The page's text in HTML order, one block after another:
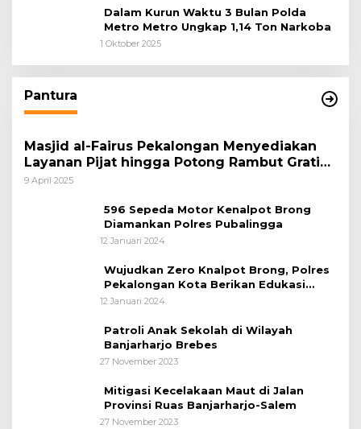
Dalam Kurun Waktu 3 Bulan Polda
Metro Metro Ungkap 1,14 Ton Narkoba
1 Oktober 2025
Pantura
Masjid al-Fairus Pekalongan Menyediakan
Layanan Pijat hingga Potong Rambut Gratis
bagi Pemudik Lebaran 2025
9 April 2025
596 Sepeda Motor Kenalpot Brong
Diamankan Polres Pubalingga
12 Januari 2024
Wujudkan Zero Knalpot Brong, Polres
Pekalongan Kota Berikan Edukasi
Kepada Pelajar
12 Januari 2024
Patroli Anak Sekolah di Wilayah
Banjarharjo Brebes
27 November 2023
Mitigasi Kecelakaan Maut di Jalan
Provinsi Ruas Banjarharjo-Salem
27 November 2023